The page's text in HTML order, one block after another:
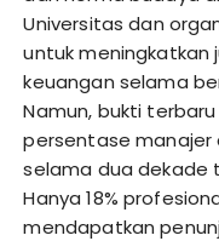
Universitas dan
untuk meningkatkan
keuangan selama
Namun, bukti
persentase
selama dua dekade
Hanya 18%
mendapatkan